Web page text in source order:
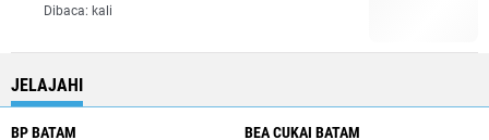
Dibaca: kali
JELAJAHI
BP BATAM BEA CUKAI BATAM